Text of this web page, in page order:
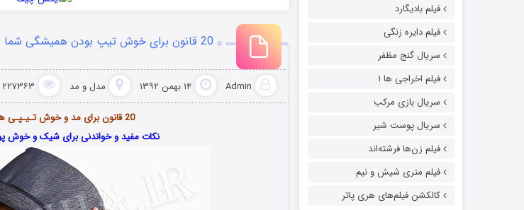
فیلم بادیگارد
فیلم دایره زنگی
سریال گنج مظفر
فیلم اخراجی ها ۱
سریال بازی مرکب
سریال پوست شیر
فیلم زن‌ها فرشته‌اند
فیلم متری شیش و نیم
کالکشن فیلم‌های هری پاتر
20 قانون برای خوش تیپ بودن همیشگی شما
Admin ۱۴ بهمن ۱۳۹۲ مدل و مد ۲۲۷۳۶۳ بازدید
20 قانون برای مد و خوش تـیـپـی همیشگی شما
نکات مفید و خواندنی برای شیک و خوش